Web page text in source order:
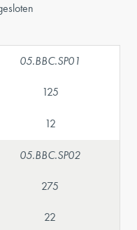
05.BBC.SP01
125
12
05.BBC.SP02
275
22